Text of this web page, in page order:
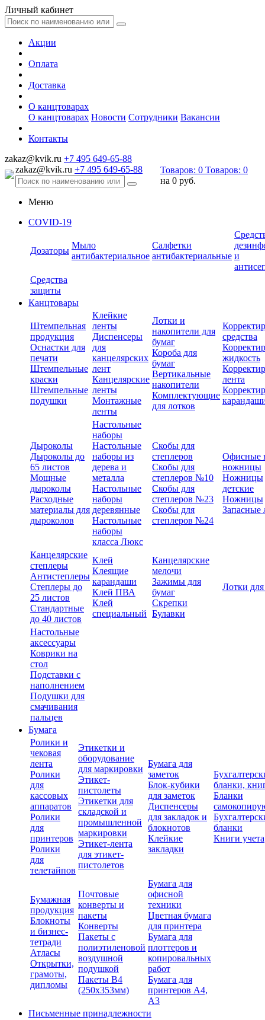
Личный кабинет
Акции
Оплата
Доставка
О канцтоварах
О канцтоварах Новости Сотрудники Вакансии
Контакты
zakaz@kvik.ru +7 495 649-65-88
zakaz@kvik.ru +7 495 649-65-88 Товаров: 0 Товаров: 0
на 0 руб.
Меню
COVID-19
Дозаторы
Мыло
антибактериальное
Салфетки
антибактериальные и
Средства
защиты
Канцтовары
Штемпельная
продукция
Оснастки для
печати
Штемпельные
краски
Штемпельные
подушки
Клейкие
ленты
Диспенсеры
для
канцелярских
лент
Канцелярские
ленты
Монтажные
ленты
Лотки и
накопители для
бумаг
Короба для
бумаг
Вертикальные
накопители
Комплектующие
для лотков
средства
жидкость
лента
Дыроколы
Дыроколы до
65 листов
Мощные
дыроколы
Расходные
материалы для
дыроколов
Настольные
наборы
Настольные
наборы из
дерева и
металла
Настольные
наборы
деревянные
Настольные
наборы
класса Люкс
Скобы для
степлеров
Скобы для
степлеров №10
Скобы для
степлеров №23
Скобы для
степлеров №24
Офисные
ножницы
Ножницы
детские
Ножницы
Запасные
Канцелярские
степлеры
Антистеплеры
Степлеры до
25 листов
Стандартные
до 40 листов
Клей
Клеящие
карандаши
Клей ПВА
Клей
специальный
Канцелярские
мелочи
Зажимы для
бумаг
Скрепки
Булавки
Лотки
Настольные
аксессуары
Коврики на
стол
Подставки с
наполнением
Подушки для
смачивания
пальцев
Бумага
Ролики и
чековая
лента
Ролики
для
кассовых
аппаратов
Ролики
для
принтеров
Ролики
для
телетайпов
Этикетки и
оборудование
для маркировки
Этикет-
пистолеты
Этикетки для
складской и
промышленной
маркировки
Этикет-лента
для этикет-
пистолетов
Бумага для
заметок
Блок-кубики
для заметок
Диспенсеры
для закладок и
блокнотов
Клейкие
закладки
бланки,
Бланки
бланки
Книги учета
Бумажная
продукция
Блокноты
и бизнес-
тетради
Атласы
Открытки,
грамоты,
дипломы
Почтовые
конверты и
пакеты
Конверты
Пакеты с
полиэтиленовой
воздушной
подушкой
Пакеты В4
(250х353мм)
Бумага для
офисной
техники
Цветная бумага
для принтера
Бумага для
плоттеров и
копировальных
работ
Бумага для
принтеров А4,
А3
Письменные принадлежности